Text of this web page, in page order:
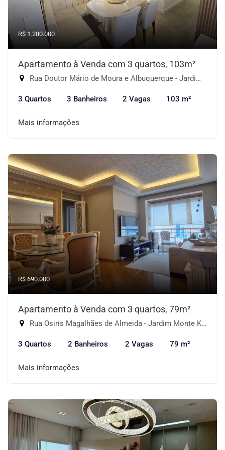
R$ 1.280.000
Apartamento à Venda com 3 quartos, 103m²
Rua Doutor Mário de Moura e Albuquerque - Jardim Monte Kemel, São Paulo-SP
3 Quartos 3 Banheiros 2 Vagas 103 m²
Mais informações
R$ 690.000
Apartamento à Venda com 3 quartos, 79m²
Rua Osiris Magalhães de Almeida - Jardim Monte Kemel, São Paulo-SP
3 Quartos 2 Banheiros 2 Vagas 79 m²
Mais informações